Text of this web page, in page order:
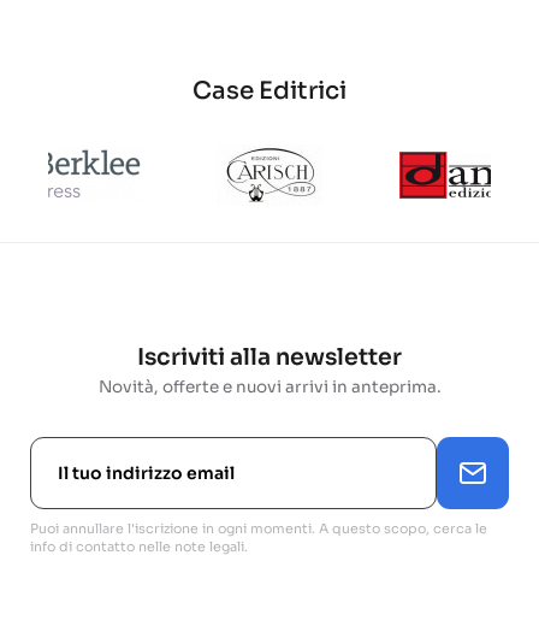
Case Editrici
Iscriviti alla newsletter
Novità, offerte e nuovi arrivi in anteprima.
Puoi annullare l'iscrizione in ogni momenti. A questo scopo, cerca le
info di contatto nelle note legali.